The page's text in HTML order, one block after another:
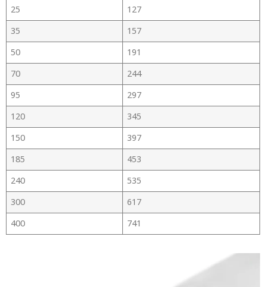
25
127
35
157
50
191
70
244
95
297
120
345
150
397
185
453
240
535
300
617
400
741